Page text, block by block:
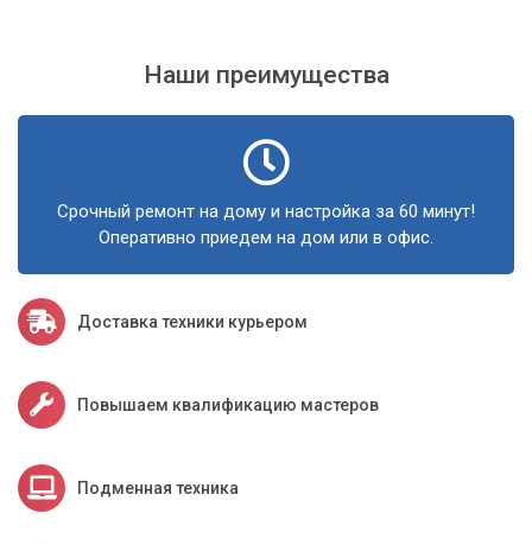
Наши преимущества
Срочный ремонт на дому и настройка за 60 минут!
Оперативно приедем на дом или в офис.
Доставка техники курьером
Повышаем квалификацию мастеров
Подменная техника